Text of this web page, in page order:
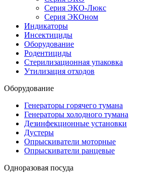
Серия ЭКО-Люкс
Серия ЭКОном
Индикаторы
Инсектициды
Оборудование
Родентициды
Стерилизационная упаковка
Утилизация отходов
Оборудование
Генераторы горячего тумана
Генераторы холодного тумана
Дезинфекционные установки
Дустеры
Опрыскиватели моторные
Опрыскиватели ранцевые
Одноразовая посуда